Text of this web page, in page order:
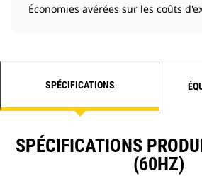
Économies avérées sur les coûts
SPÉCIFICATIONS
SPÉCIFICATIONS
(60HZ)